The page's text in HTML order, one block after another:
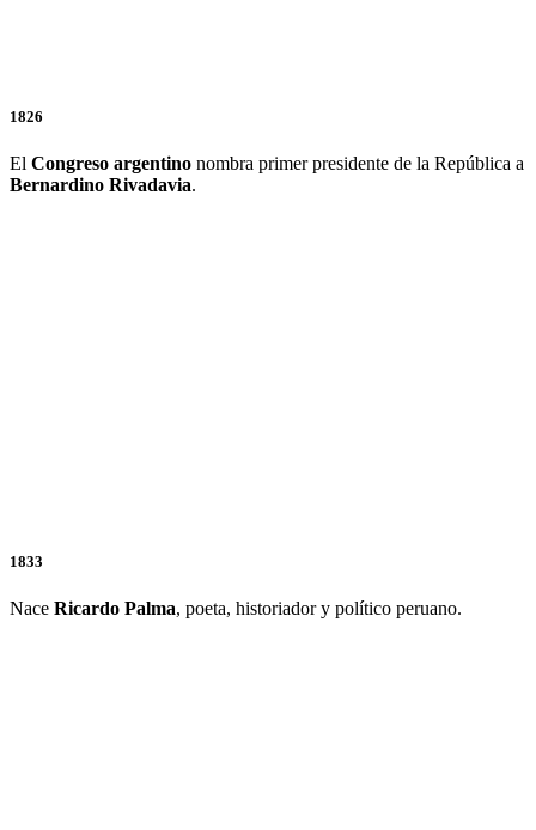
1826
El Congreso argentino nombra primer presidente de la República a
Bernardino Rivadavia.
1833
Nace Ricardo Palma, poeta, historiador y político peruano.